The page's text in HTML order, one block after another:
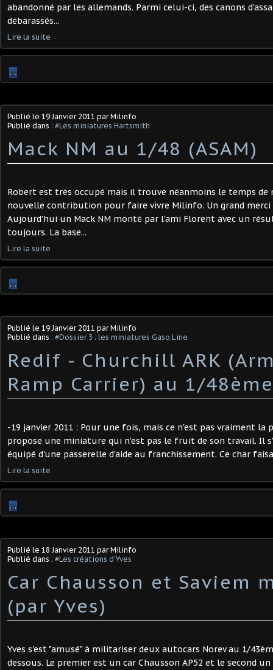
abandonné par les allemands. Parmi celui-ci, des canons
débarassés...
Lire la suite
…
Publié le 19 Janvier 2011 par Milinfo
Publié dans : #Les miniatures Hartsmith
Mack NM au 1/48 (ASAM)
Robert est très occupé mais il trouve néanmoins le temps de
nouvelle contribution pour faire vivre Milinfo. Un grand
Aujourd'hui un Mack NM monté par l'ami Florent avec un
toujours. La base...
Lire la suite
…
Publié le 19 Janvier 2011 par Milinfo
Publié dans : #Dossier 3 : les miniatures Gaso.Line
Redif - Churchill ARK
Ramp Carrier) au 1/48ème
-19 janvier 2011 : Pour une fois, mais ce n'est pas vraiment la
propose une miniature qui n'est pas le fruit de son travail. Il
équipé d'une passerelle d'aide au franchissement. Ce char
Lire la suite
…
Publié le 18 Janvier 2011 par Milinfo
Publié dans : #Les créations d'Yves
Car Chausson et Saviem
(par Yves)
Yves s'est "amusé" à militariser deux autocars Norev au 1/
dessous. Le premier est un car Chausson AP52 et le second un